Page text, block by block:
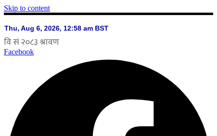
Skip to content
Facebook